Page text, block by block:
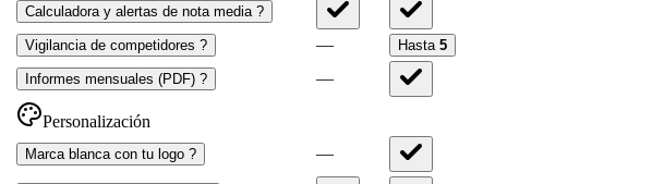
Calculadora y alertas de nota media ?
Vigilancia de competidores ? — Hasta 5
Informes mensuales (PDF) ? —
Personalización
Marca blanca con tu logo ? —